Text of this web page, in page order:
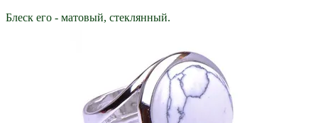
Блеск его - матовый, стеклянный.